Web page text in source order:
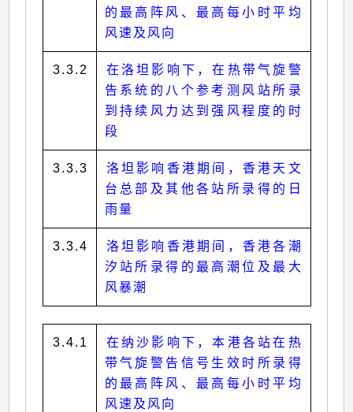
的最高阵风、最高每小时平均
风速及风向
3.3.2
在洛坦影响下，在热带气旋警
告系统的八个参考测风站所录
到持续风力达到强风程度的时
段
3.3.3
洛坦影响香港期间，香港天文
台总部及其他各站所录得的日
雨量
3.3.4
洛坦影响香港期间，香港各潮
汐站所录得的最高潮位及最大
风暴潮
3.4.1
在纳沙影响下，本港各站在热
带气旋警告信号生效时所录得
的最高阵风、最高每小时平均
风速及风向